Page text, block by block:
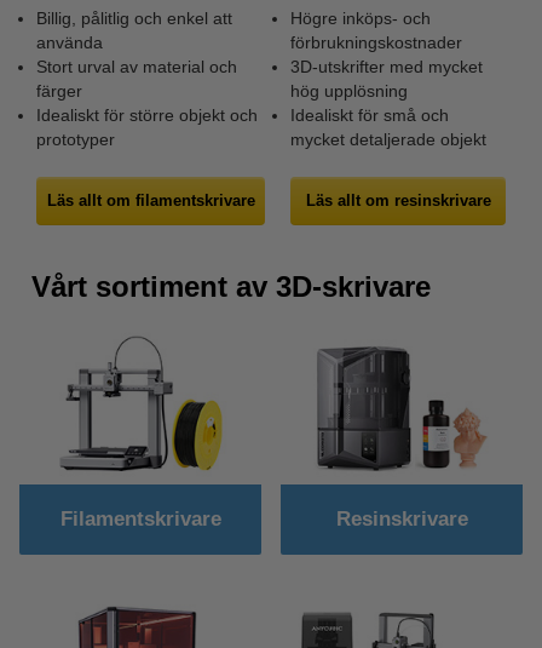
Billig, pålitlig och enkel att
använda
Stort urval av material och
färger
Idealiskt för större objekt och
prototyper
Högre inköps- och
förbrukningskostnader
3D-utskrifter med mycket
hög upplösning
Idealiskt för små och
mycket detaljerade objekt
Läs allt om filamentskrivare Läs allt om resinskrivare
Vårt sortiment av 3D-skrivare
Filamentskrivare Resinskrivare